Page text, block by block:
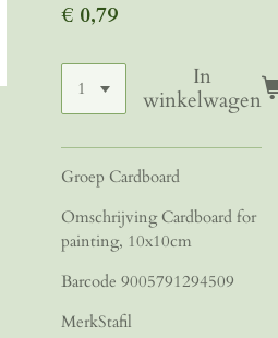
€ 0,79
In
winkelwagen
Groep Cardboard
Omschrijving Cardboard for
painting, 10x10cm
Barcode 9005791294509
MerkStafil